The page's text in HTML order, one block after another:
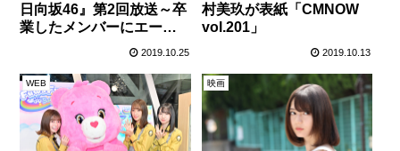
日向坂46』第2回放送～卒
業したメンバーにエール
2019.10.25
村美玖が表紙「CMNOW
vol.201」
2019.10.13
WEB 映画